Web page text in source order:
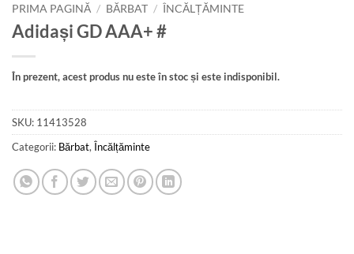
PRIMA PAGINĂ / BĂRBAT / ÎNCĂLȚĂMINTE
Adidași GD AAA+ #
În prezent, acest produs nu este în stoc și este indisponibil.
SKU: 11413528
Categorii: Bărbat, Încălțăminte